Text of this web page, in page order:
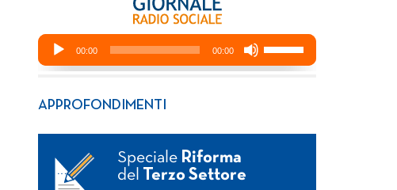
APPROFONDIMENTI
Speciale Riforma
del
Terzo Settore